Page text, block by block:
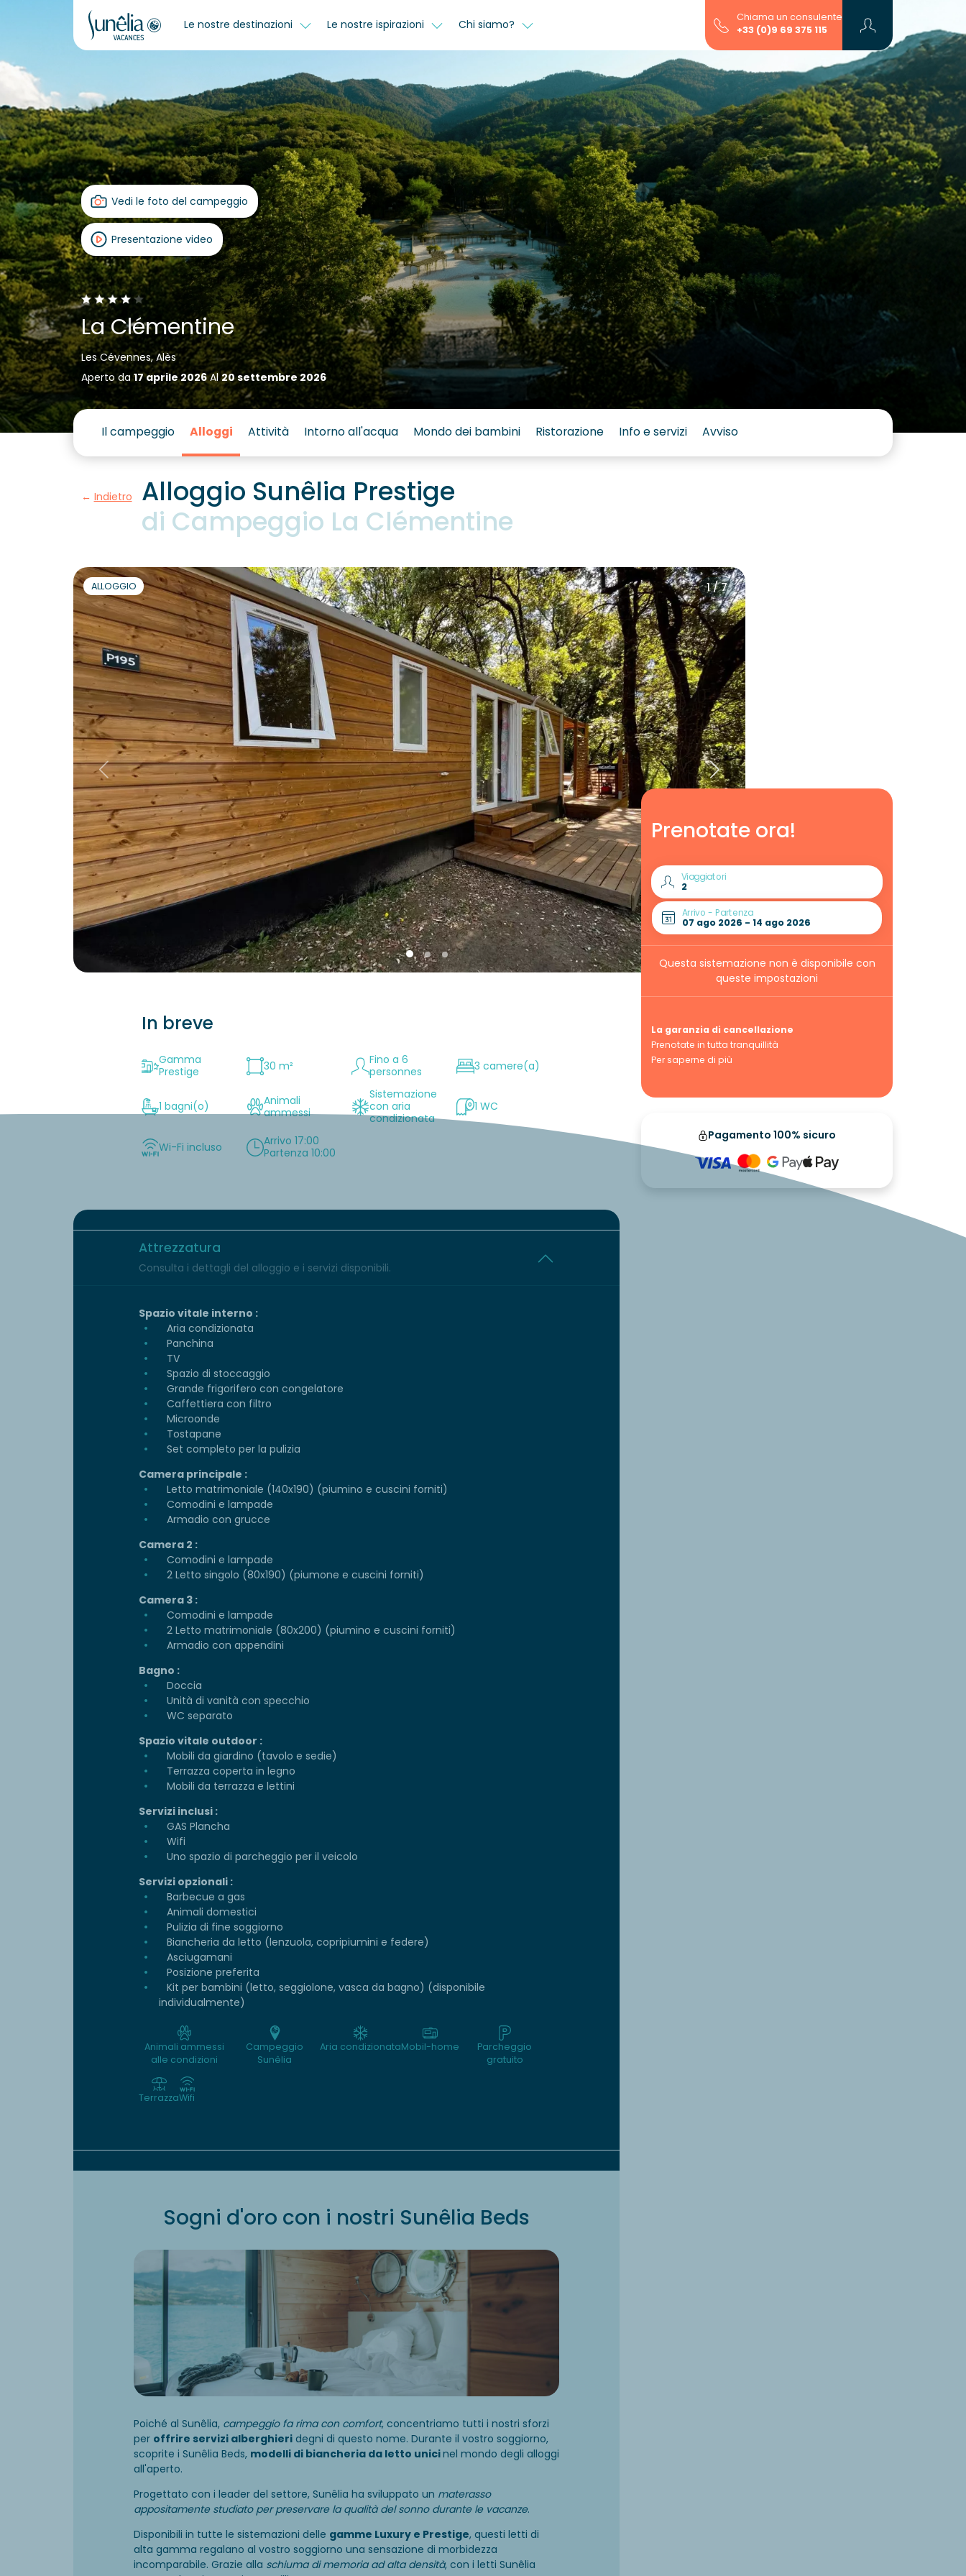
Le nostre destinazioni Le nostre ispirazioni Chi siamo?
Chiama un consulente
+33 (0)9 69 375 115
Vedi le foto del campeggio
Presentazione video
La Clémentine
Les Cévennes, Alès
Aperto da17 aprile 2026Al 20 settembre 2026
Il campeggio Alloggi Attività Intorno all'acqua Mondo dei bambini Ristorazione Info e servizi Avviso
Indietro
Alloggio Sunêlia Prestige
di Campeggio La Clémentine
Prenotate ora!
Viaggiatori
Arrivo - Partenza
Questa sistemazione non è disponibile con
queste impostazioni
La garanzia di cancellazione
Prenotate in tutta tranquillità
Per saperne di più
Pagamento 100% sicuro
1 / 7
ALLOGGIO
In breve
Gamma
Prestige
30 m²
Fino a 6
personnes
3 camere(a)
1 bagni(o)
Animali
ammessi
Sistemazione
con aria
condizionata
1 WC
Wi-Fi incluso
Arrivo 17:00
Partenza 10:00
Attrezzatura
Consulta i dettagli del alloggio e i servizi disponibili.
Spazio vitale interno :
Aria condizionata
Panchina
TV
Spazio di stoccaggio
Grande frigorifero con congelatore
Caffettiera con filtro
Microonde
Tostapane
Set completo per la pulizia
Camera principale :
Letto matrimoniale (140x190) (piumino e cuscini forniti)
Comodini e lampade
Armadio con grucce
Camera 2 :
Comodini e lampade
2 Letto singolo (80x190) (piumone e cuscini forniti)
Camera 3 :
Comodini e lampade
2 Letto matrimoniale (80x200) (piumino e cuscini forniti)
Armadio con appendini
Bagno :
Doccia
Unità di vanità con specchio
WC separato
Spazio vitale outdoor :
Mobili da giardino (tavolo e sedie)
Terrazza coperta in legno
Mobili da terrazza e lettini
Servizi inclusi :
GAS Plancha
Wifi
Uno spazio di parcheggio per il veicolo
Servizi opzionali :
Barbecue a gas
Animali domestici
Pulizia di fine soggiorno
Biancheria da letto (lenzuola, copripiumini e federe)
Asciugamani
Posizione preferita
Kit per bambini (letto, seggiolone, vasca da bagno) (disponibile
individualmente)
Animali ammessi
alle condizioni
Campeggio
Sunêlia
Aria condizionataMobil-home
Parcheggio
gratuito
TerrazzaWifi
Sogni d'oro con i nostri Sunêlia Beds
Poiché al Sunêlia, campeggio fa rima con comfort, concentriamo tutti i nostri sforzi
per offrire servizi alberghieri degni di questo nome. Durante il vostro soggiorno,
scoprite i Sunêlia Beds, modelli di biancheria da letto unicinel mondo degli alloggi
all'aperto.
Progettato con i leader del settore, Sunêlia ha sviluppato un materasso
appositamente studiato per preservare la qualità del sonno durante le vacanze.
Disponibili in tutte le sistemazioni delle gamme Luxury e Prestige, questi letti di
alta gamma regalano al vostro soggiorno una sensazione di morbidezza
incomparabile. Grazie alla schiuma di memoria ad alta densità, con i letti Sunêlia